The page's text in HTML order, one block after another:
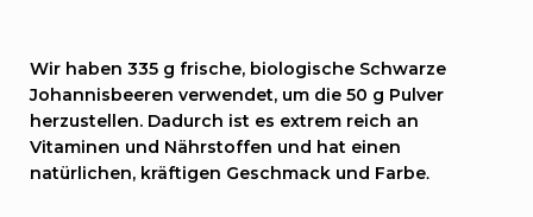
Wir haben 335 g frische, biologische Schwarze
Johannisbeeren verwendet, um die 50 g Pulver
herzustellen. Dadurch ist es extrem reich an
Vitaminen und Nährstoffen und hat einen
natürlichen, kräftigen Geschmack und Farbe.